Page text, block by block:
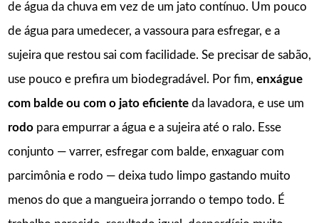
de água da chuva em vez de um jato contínuo. Um pouco
de água para umedecer, a vassoura para esfregar, e a
sujeira que restou sai com facilidade. Se precisar de sabão,
use pouco e prefira um biodegradável. Por fim, enxágue
com balde ou com o jato eficienteda lavadora, e use um
rodopara empurrar a água e a sujeira até o ralo. Esse
conjunto — varrer, esfregar com balde, enxaguar com
parcimônia e rodo — deixa tudo limpo gastando muito
menos do que a mangueira jorrando o tempo todo. É